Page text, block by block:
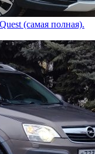
(самая полная).